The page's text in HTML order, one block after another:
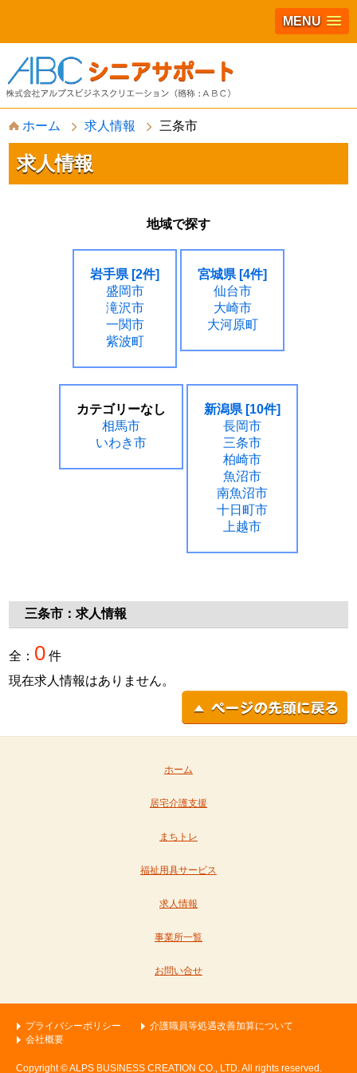
MENU
ホーム 求人情報 三条市
求人情報
地域で探す
岩手県 [2件]
盛岡市
滝沢市
一関市
紫波町
宮城県 [4件]
仙台市
大崎市
大河原町
カテゴリーなし
相馬市
いわき市
新潟県 [10件]
長岡市
三条市
柏崎市
魚沼市
南魚沼市
十日町市
上越市
三条市：求人情報
全： 0 件
現在求人情報はありません。
ホーム
居宅介護支援
まちトレ
福祉用具サービス
求人情報
事業所一覧
お問い合せ
プライバシーポリシー
介護職員等処遇改善加算について
会社概要
Copyright © ALPS BUSINESS CREATION CO., LTD. All rights reserved.